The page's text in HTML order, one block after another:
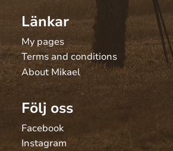
Länkar
My pages
Terms and conditions
About Mikael
Följ oss
Facebook
Instagram